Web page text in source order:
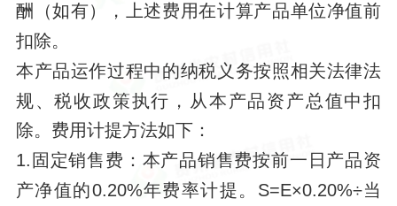
酬（如有），上述费用在计算产品单位净值前
扣除。
本产品运作过程中的纳税义务按照相关法律法
规、税收政策执行，从本产品资产总值中扣
除。费用计提方法如下：
1.固定销售费：本产品销售费按前一日产品资
产净值的0.20%年费率计提。S=E×0.20%÷当